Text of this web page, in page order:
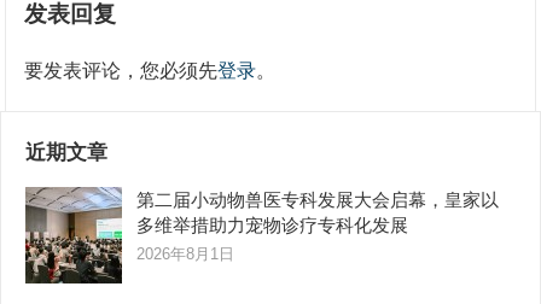
发表回复
要发表评论，您必须先登录。
近期文章
第二届小动物兽医专科发展大会启幕，皇家以
多维举措助力宠物诊疗专科化发展
2026年8月1日